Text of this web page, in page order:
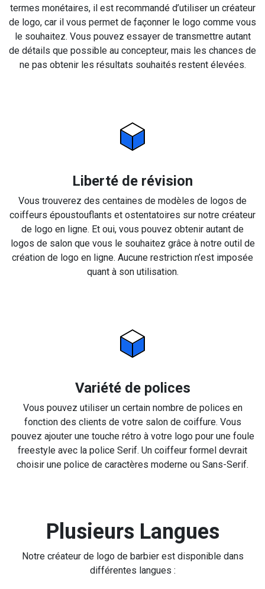
termes monétaires, il est recommandé d’utiliser un créateur
de logo, car il vous permet de façonner le logo comme vous
le souhaitez. Vous pouvez essayer de transmettre autant
de détails que possible au concepteur, mais les chances de
ne pas obtenir les résultats souhaités restent élevées.
Liberté de révision
Vous trouverez des centaines de modèles de logos de
coiffeurs époustouflants et ostentatoires sur notre créateur
de logo en ligne. Et oui, vous pouvez obtenir autant de
logos de salon que vous le souhaitez grâce à notre outil de
création de logo en ligne. Aucune restriction n’est imposée
quant à son utilisation.
Variété de polices
Vous pouvez utiliser un certain nombre de polices en
fonction des clients de votre salon de coiffure. Vous
pouvez ajouter une touche rétro à votre logo pour une foule
freestyle avec la police Serif. Un coiffeur formel devrait
choisir une police de caractères moderne ou Sans-Serif.
Plusieurs Langues
Notre créateur de logo de barbier est disponible dans
différentes langues :